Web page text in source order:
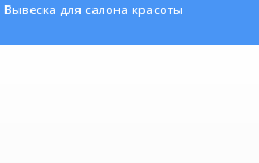
Вывеска для салона красоты